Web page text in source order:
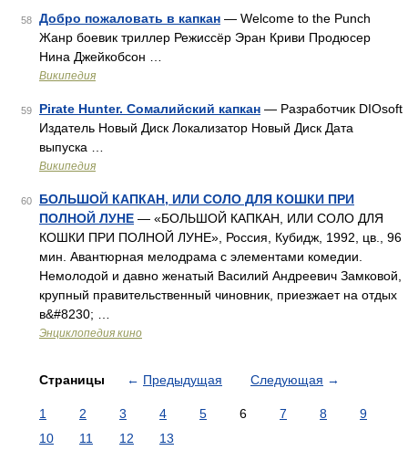
58 Добро пожаловать в капкан — Welcome to the Punch
Жанр боевик триллер Режиссёр Эран Криви Продюсер
Нина Джейкобсон …
Википедия
59 Pirate Hunter. Сомалийский капкан — Разработчик DIOsoft
Издатель Новый Диск Локализатор Новый Диск Дата
выпуска …
Википедия
60
БОЛЬШОЙ КАПКАН, ИЛИ СОЛО ДЛЯ КОШКИ ПРИ
ПОЛНОЙ ЛУНЕ — «БОЛЬШОЙ КАПКАН, ИЛИ СОЛО ДЛЯ
КОШКИ ПРИ ПОЛНОЙ ЛУНЕ», Россия, Кубидж, 1992, цв., 96
мин. Авантюрная мелодрама с элементами комедии.
Немолодой и давно женатый Василий Андреевич Замковой,
крупный правительственный чиновник, приезжает на отдых
в&#8230; …
Энциклопедия кино
Страницы ← Предыдущая Следующая →
1 2 3 4 5 6 7 8
9
10
11 12 13